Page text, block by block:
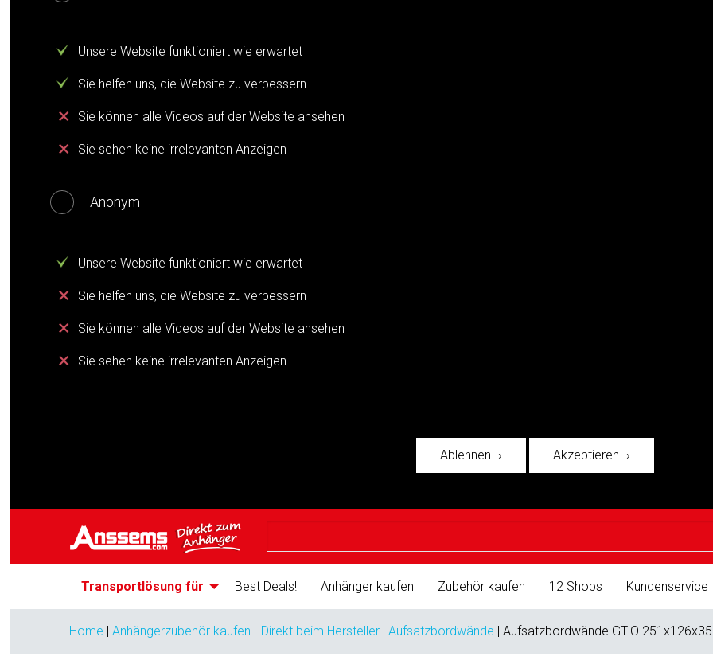
Unsere Website funktioniert wie erwartet
Sie helfen uns, die Website zu verbessern
Sie können alle Videos auf der Website ansehen
Sie sehen keine irrelevanten Anzeigen
Anonym
Unsere Website funktioniert wie erwartet
Sie helfen uns, die Website zu verbessern
Sie können alle Videos auf der Website ansehen
Sie sehen keine irrelevanten Anzeigen
Ablehnen Akzeptieren
Transportlösung für Best Deals! Anhänger kaufen Zubehör kaufen 12 Shops Kundenservice
Home | Anhängerzubehör kaufen - Direkt beim Hersteller | Aufsatzbordwände | Aufsatzbordwände GT-O 251x126x35